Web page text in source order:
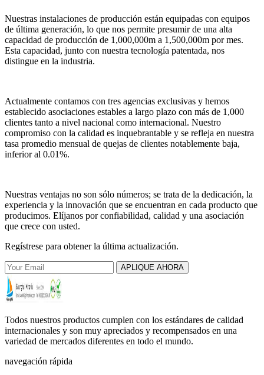
Nuestras instalaciones de producción están equipadas con equipos
de última generación, lo que nos permite presumir de una alta
capacidad de producción de 1,000,000m a 1,500,000m por mes.
Esta capacidad, junto con nuestra tecnología patentada, nos
distingue en la industria.
Actualmente contamos con tres agencias exclusivas y hemos
establecido asociaciones estables a largo plazo con más de 1,000
clientes tanto a nivel nacional como internacional. Nuestro
compromiso con la calidad es inquebrantable y se refleja en nuestra
tasa promedio mensual de quejas de clientes notablemente baja,
inferior al 0.01%.
Nuestras ventajas no son sólo números; se trata de la dedicación, la
experiencia y la innovación que se encuentran en cada producto que
producimos. Elíjanos por confiabilidad, calidad y una asociación
que crece con usted.
Regístrese para obtener la última actualización.
APLIQUE AHORA
Todos nuestros productos cumplen con los estándares de calidad
internacionales y son muy apreciados y recompensados ​​en una
variedad de mercados diferentes en todo el mundo.
navegación rápida